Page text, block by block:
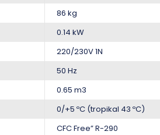
86 kg
0.14 kW
220/230V 1N
50 Hz
0.65 m3
0/+5 ºC (tropikal 43 ºC)
CFC Free” R-290